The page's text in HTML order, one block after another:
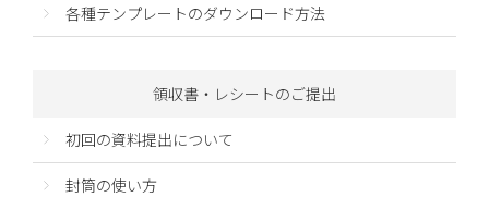
各種テンプレートのダウンロード方法
領収書・レシートのご提出
初回の資料提出について
封筒の使い方